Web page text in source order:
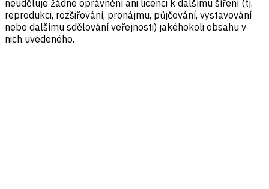
neuděluje žádné oprávnění ani licenci k dalšímu šíření (tj.
reprodukci, rozšiřování, pronájmu, půjčování, vystavování
nebo dalšímu sdělování veřejnosti) jakéhokoli obsahu v
nich uvedeného.